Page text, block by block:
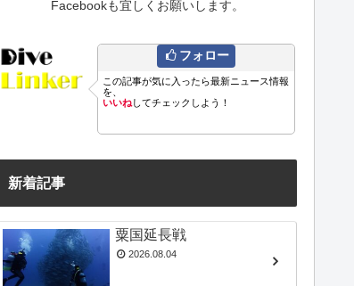
Facebookも宜しくお願いします。
フォロー
この記事が気に入ったら最新ニュース情報
を、
いいねしてチェックしよう！
新着記事
粟国延長戦
2026.08.04